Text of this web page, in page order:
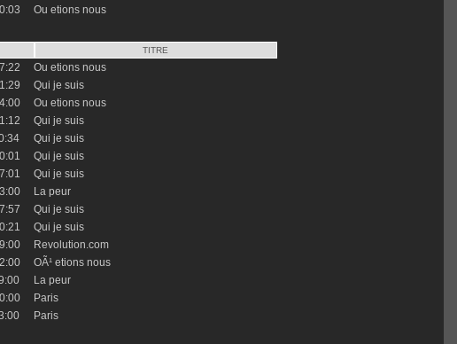
Ou etions nous
TITRE
Ou etions nous
Qui je suis
Ou etions nous
Qui je suis
Qui je suis
Qui je suis
Qui je suis
La peur
Qui je suis
Qui je suis
Revolution.com
OÃ¹ etions nous
La peur
Paris
Paris